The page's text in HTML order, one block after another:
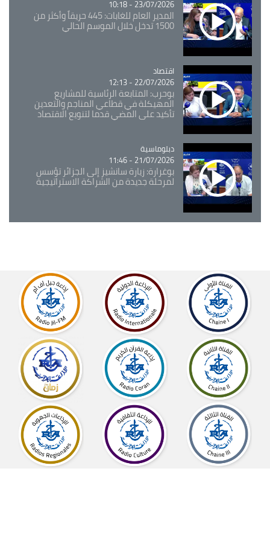
23/07/2026 - 10:18
المدير العام للغابات: 445 حريقاً وأكثر من
1500 تدخل خلال الموسم الحالي
Catégorie
اقتصاد
22/07/2026 - 12:13
بوحرب: المتابعة الرئاسية للمشاريع
المهيكلة في قطاعي المناجم والتعدين
تأكيد على المضي قدما لتنويع الاقتصاد
Catégorie
دبلوماسية
21/07/2026 - 11:46
بوغرارة: زيارة سانشيز إلى الجزائر تؤسس
لمرحلة جديدة من الشراكة الاستراتيجية